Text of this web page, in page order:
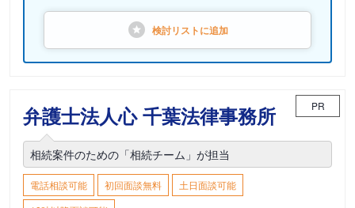
検討リストに追加
弁護士法人心 千葉法律事務所 PR
相続案件のための「相続チーム」が担当
電話相談可能 初回面談無料
土日面談可能